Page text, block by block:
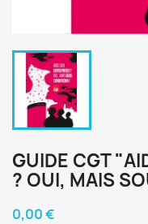
GUIDE CGT
? OUI, MAIS
0,00 €